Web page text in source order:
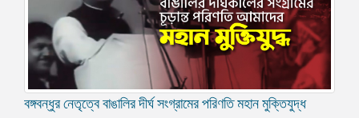
বঙ্গবন্ধুর নেতৃত্বে বাঙালির দীর্ঘ সংগ্রামের পরিণতি মহান মুক্তিযুদ্ধ